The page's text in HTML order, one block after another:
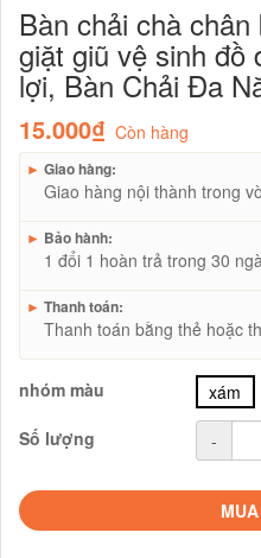
Bàn chải chà
giặt giũ vệ sinh đồ
lợi, Bàn Chải Đa
15.000₫ Còn hàng
► Giao hàng:
Giao hàng nội thành trong
► Bảo hành:
1 đổi 1 hoàn trả trong 30
► Thanh toán:
Thanh toán bằng thẻ hoặc
nhóm màu
xám
Số lượng
-